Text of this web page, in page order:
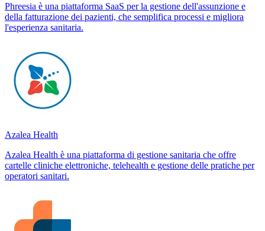
Phreesia è una piattaforma SaaS per la gestione dell'assunzione e
della fatturazione dei pazienti, che semplifica processi e migliora
l'esperienza sanitaria.
Azalea Health
Azalea Health è una piattaforma di gestione sanitaria che offre
cartelle cliniche elettroniche, telehealth e gestione delle pratiche per
operatori sanitari.